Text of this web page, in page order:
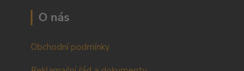
O nás
Obchodní podmínky